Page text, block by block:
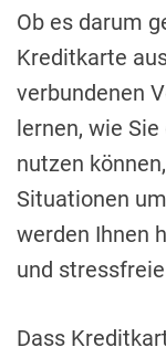
Ob es darum
Kreditkarte
verbundenen
lernen, wie
nutzen
Situationen
werden Ihnen
und
Dass